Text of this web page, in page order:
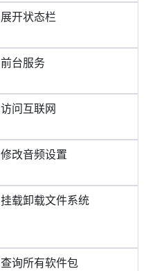
展开状态栏
前台服务
访问互联网
修改音频设置
挂载卸载文件系统
查询所有软件包